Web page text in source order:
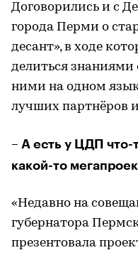
Договорились и с
города Перми о
десант», в ходе
делиться знаниями
ними на одном
лучших партнёров
– А есть у ЦДП
какой-то
«Недавно на
губернатора
презентовала